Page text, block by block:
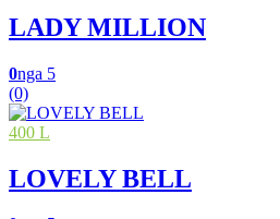
LADY MILLION
0nga 5
(0)
400 L
LOVELY BELL